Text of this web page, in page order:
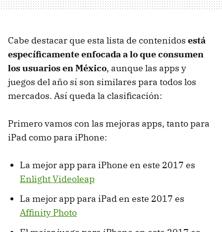
Cabe destacar que esta lista de contenidos está
específicamente enfocada a lo que consumen
los usuarios en México, aunque las apps y
juegos del año sí son similares para todos los
mercados. Así queda la clasificación:
Primero vamos con las mejoras apps, tanto para
iPad como para iPhone:
La mejor app para iPhone en este 2017 es
Enlight Videoleap
La mejor app para iPad en este 2017 es
Affinity Photo